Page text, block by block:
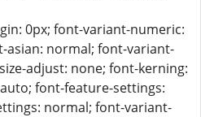
0px; font-variant-numeric:
asian: normal; font-variant-
adjust: none; font-kerning:
font-feature-settings:
normal; font-variant-